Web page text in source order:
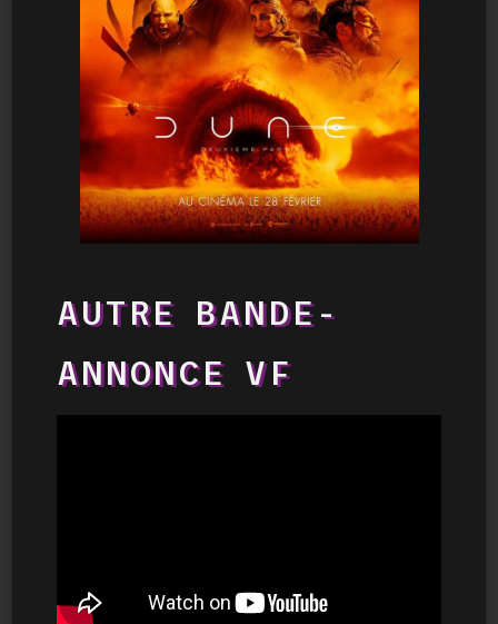
AUTRE BANDE-
ANNONCE VF